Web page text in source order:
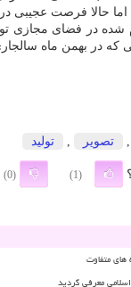
حالا فرصت عجیبی
شده در فضای مجازی
كه در بهمن ماه
, تصویر , تولید
(1)
(0)
متفاوت
معرفی گردید